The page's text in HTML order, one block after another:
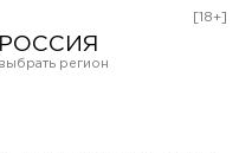
РОССИЯ
[18+]